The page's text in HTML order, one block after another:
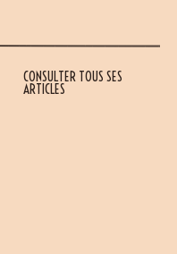
CONSULTER TOUS SES
ARTICLES